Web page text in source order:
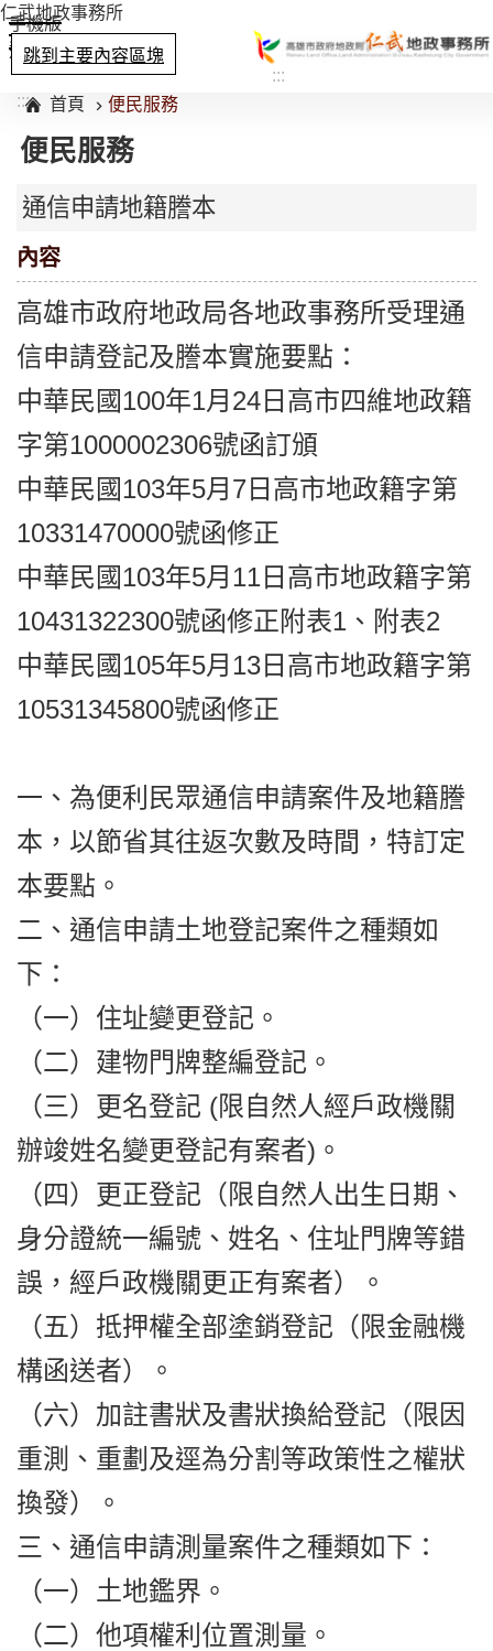
跳到主要內容區塊
手機版
選單
仁武地政事務所
:::
:::
首頁 便民服務
便民服務
通信申請地籍謄本
內容
高雄市政府地政局各地政事務所受理通
信申請登記及謄本實施要點：
中華民國100年1月24日高市四維地政籍
字第1000002306號函訂頒
中華民國103年5月7日高市地政籍字第
10331470000號函修正
中華民國103年5月11日高市地政籍字第
10431322300號函修正附表1、附表2
中華民國105年5月13日高市地政籍字第
10531345800號函修正
一、為便利民眾通信申請案件及地籍謄
本，以節省其往返次數及時間，特訂定
本要點。
二、通信申請土地登記案件之種類如
下：
（一）住址變更登記。
（二）建物門牌整編登記。
（三）更名登記 (限自然人經戶政機關
辦竣姓名變更登記有案者)。
（四）更正登記（限自然人出生日期、
身分證統一編號、姓名、住址門牌等錯
誤，經戶政機關更正有案者）。
（五）抵押權全部塗銷登記（限金融機
構函送者）。
（六）加註書狀及書狀換給登記（限因
重測、重劃及逕為分割等政策性之權狀
換發）。
三、通信申請測量案件之種類如下：
（一）土地鑑界。
（二）他項權利位置測量。